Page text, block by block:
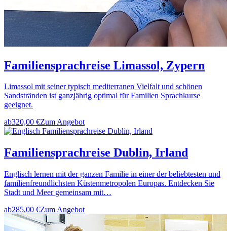
Familiensprachreise Limassol, Zypern
Limassol mit seiner typisch mediterranen Vielfalt und schönen
Sandstränden ist ganzjährig optimal für Familien Sprachkurse
geeignet.
ab320,00 €Zum Angebot
Familiensprachreise Dublin, Irland
Englisch lernen mit der ganzen Familie in einer der beliebtesten und
familienfreundlichsten Küstenmetropolen Europas. Entdecken Sie
Stadt und Meer gemeinsam mit…
ab285,00 €Zum Angebot